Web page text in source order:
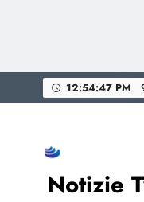
to
12:54:47 PM
Notizie